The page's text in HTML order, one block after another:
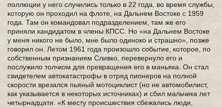
поллюции у него случились только в 22 года, во время службы,
которую он проходил на флоте, на Дальнем Востоке с 1959
года. Там он командовал подразделением, там же его
приняли кандидатом в члены КПСС. Но «на Дальнем Востоке
у меня никого не было, мне было одиноко и страшно», позже
говорил он. Летом 1961 года произошло событие, которое, по
собственным признаниям Сливко, перевернуло его и
послужило толчком для превращения его в маньяка. Он стал
свидетелем автокатастрофы в отряд пионеров на полной
скорости врезался пьяный мотоциклист (но не автомобилист,
как указывается в некоторых источниках) и сбил мальчика лет
четырнадцати. «К месту происшествия сбежались люди,